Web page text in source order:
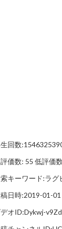
回数
価数: 55 低評価
キーワード:ラグ
日時:2019-01-
デオID:Dykwj-